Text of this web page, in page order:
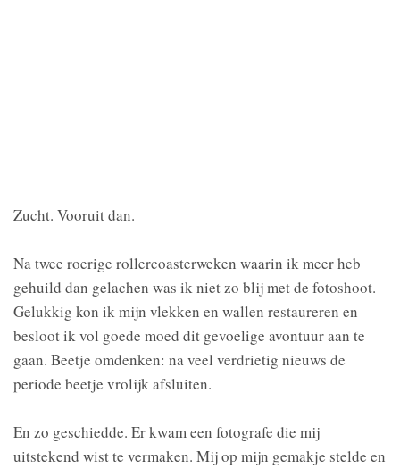
Zucht. Vooruit dan.
Na twee roerige rollercoasterweken waarin ik meer heb
gehuild dan gelachen was ik niet zo blij met de fotoshoot.
Gelukkig kon ik mijn vlekken en wallen restaureren en
besloot ik vol goede moed dit gevoelige avontuur aan te
gaan. Beetje omdenken: na veel verdrietig nieuws de
periode beetje vrolijk afsluiten.
En zo geschiedde. Er kwam een fotografe die mij
uitstekend wist te vermaken. Mij op mijn gemakje stelde en